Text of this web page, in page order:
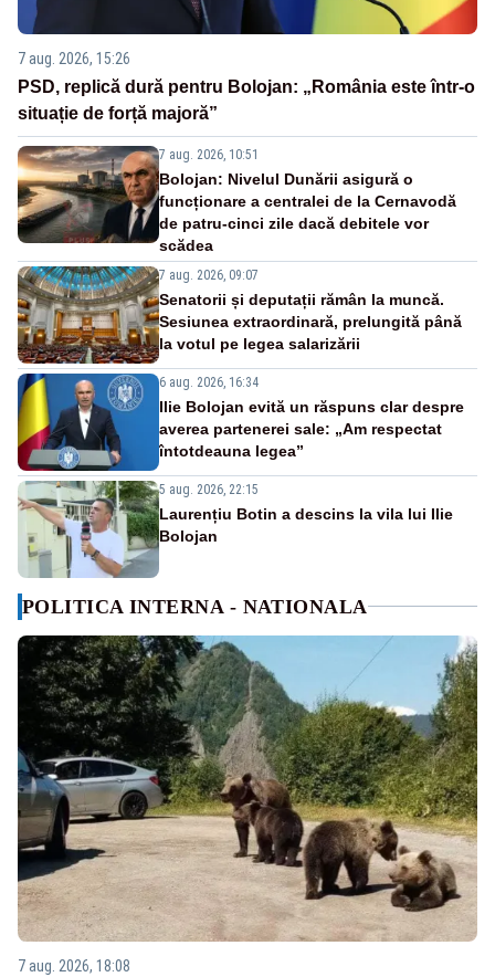
7 aug. 2026, 15:26
PSD, replică dură pentru Bolojan: „România este într-o
situație de forță majoră”
7 aug. 2026, 10:51
Bolojan: Nivelul Dunării asigură o
funcționare a centralei de la Cernavodă
de patru-cinci zile dacă debitele vor
scădea
7 aug. 2026, 09:07
Senatorii și deputații rămân la muncă.
Sesiunea extraordinară, prelungită până
la votul pe legea salarizării
6 aug. 2026, 16:34
Ilie Bolojan evită un răspuns clar despre
averea partenerei sale: „Am respectat
întotdeauna legea”
5 aug. 2026, 22:15
Laurențiu Botin a descins la vila lui Ilie
Bolojan
POLITICA INTERNA - NATIONALA
7 aug. 2026, 18:08